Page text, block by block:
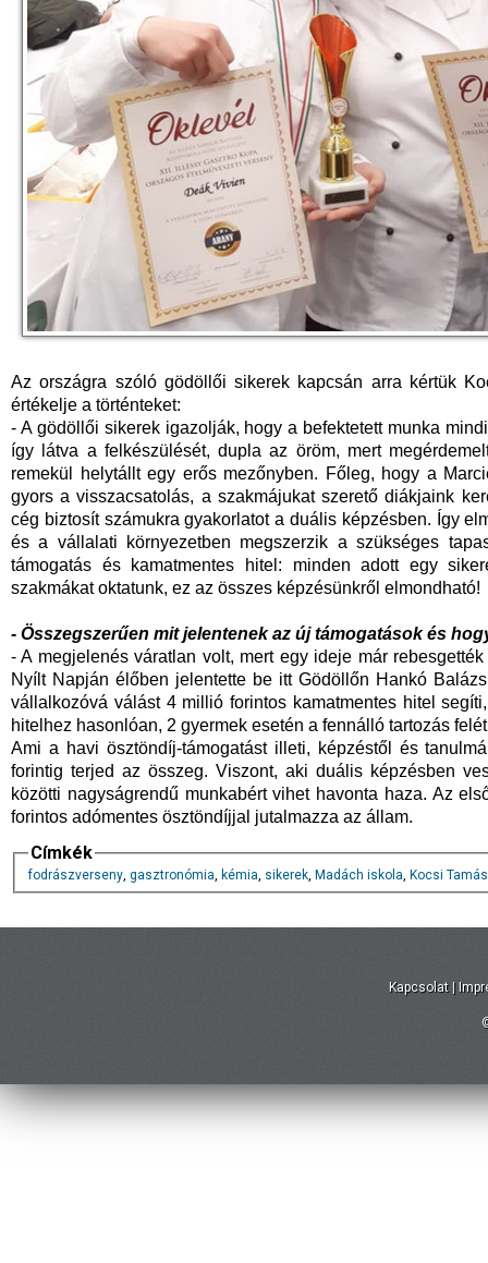
Az országra szóló gödöllői sikerek kapcsán arra kértük
értékelje a történteket:
- A gödöllői sikerek igazolják, hogy a befektetett munka
így látva a felkészülését, dupla az öröm, mert
remekül helytállt egy erős mezőnyben. Főleg, hogy a
gyors a visszacsatolás, a szakmájukat szerető diákjaink
cég biztosít számukra gyakorlatot a duális képzésben. Így
és a vállalati környezetben megszerzik a szükséges
támogatás és kamatmentes hitel: minden adott egy
szakmákat oktatunk, ez az összes képzésünkről elmondható!
- Összegszerűen mit jelentenek az új támogatások és
- A megjelenés váratlan volt, mert egy ideje már
Nyílt Napján élőben jelentette be itt Gödöllőn Hankó
vállalkozóvá válást 4 millió forintos kamatmentes hitel
hitelhez hasonlóan, 2 gyermek esetén a fennálló tartozás
Ami a havi ösztöndíj-támogatást illeti, képzéstől és
forintig terjed az összeg. Viszont, aki duális képzésben
közötti nagyságrendű munkabért vihet havonta haza. Az
forintos adómentes ösztöndíjjal jutalmazza az állam.
Címkék
fodrászverseny, gasztronómia, kémia, sikerek, Madách iskola, Kocsi Tamás
Kapcsolat |